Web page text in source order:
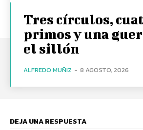
Tres círculos,
primos y una
el sillón
ALFREDO MUÑIZ - 8 AGOSTO, 2026
DEJA UNA RESPUESTA